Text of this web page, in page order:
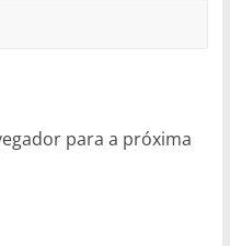
para a próxima